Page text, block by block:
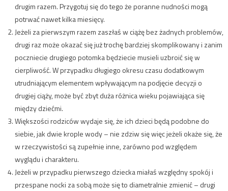
drugim razem. Przygotuj się do tego że poranne nudności mogą
potrwać nawet kilka miesięcy.
Jeżeli za pierwszym razem zaszłaś w ciążę bez żadnych problemów,
drugi raz może okazać się już trochę bardziej skomplikowany i zanim
poczniecie drugiego potomka będziecie musieli uzbroić się w
cierpliwość. W przypadku długiego okresu czasu dodatkowym
utrudniającym elementem wpływającym na podjęcie decyzji o
drugiej ciąży, może być zbyt duża różnica wieku pojawiająca się
między dziećmi.
Większości rodziców wydaje się, że ich dzieci będą podobne do
siebie, jak dwie krople wody – nie zdziw się więc jeżeli okaże się, że
w rzeczywistości są zupełnie inne, zarówno pod względem
wyglądu i charakteru.
Jeżeli w przypadku pierwszego dziecka miałaś względny spokój i
przespane nocki za sobą może się to diametralnie zmienić – drugi